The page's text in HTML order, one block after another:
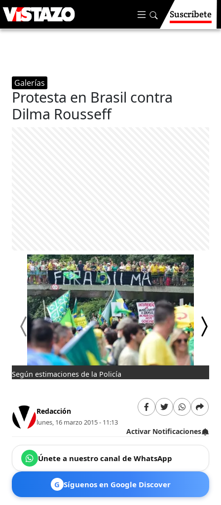
Suscríbete
Galerías
Protesta en Brasil contra
Dilma Rousseff
Según estimaciones de la Policía
Redacción
lunes, 16 marzo 2015 - 11:13
Activar Notificaciones
Únete a nuestro canal de WhatsApp
G Síguenos en Google Discover